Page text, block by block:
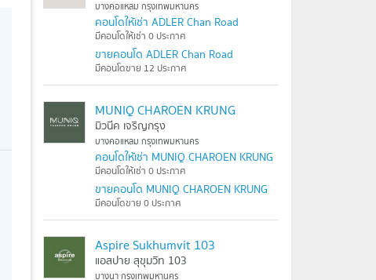
บางคอแหลม กรุงเทพมหานคร
คอนโดให้เช่า ADLER Chan Road
มีคอนโดให้เช่า 0 ประกาศ
ขายคอนโด ADLER Chan Road
มีคอนโดขาย 12 ประกาศ
MUNIQ CHAROEN KRUNG
มิวนีค เจริญกรุง
บางคอแหลม กรุงเทพมหานคร
คอนโดให้เช่า MUNIQ CHAROEN KRUNG
มีคอนโดให้เช่า 0 ประกาศ
ขายคอนโด MUNIQ CHAROEN KRUNG
มีคอนโดขาย 0 ประกาศ
Aspire Sukhumvit 103
แอสปาย สุขุมวิท 103
บางนา กรุงเทพมหานคร